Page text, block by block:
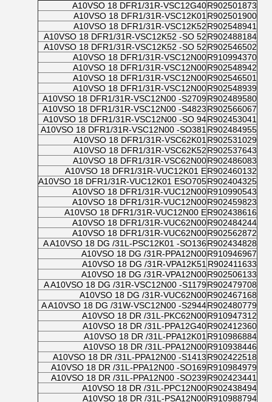
R902501873
A10VSO 18 DFR1/31R-VSC12G40
R902501900
A10VSO 18 DFR1/31R-VSC12K01
R902548941
A10VSO 18 DFR1/31R-VSC12K52
R902488184
A10VSO 18 DFR1/31R-VSC12K52 -SO 52
R902546502
A10VSO 18 DFR1/31R-VSC12K52 -SO 52
R910994370
A10VSO 18 DFR1/31R-VSC12N00
R902548942
A10VSO 18 DFR1/31R-VSC12N00
R902546501
A10VSO 18 DFR1/31R-VSC12N00
R902548939
A10VSO 18 DFR1/31R-VSC12N00
R902489580
A10VSO 18 DFR1/31R-VSC12N00 -S2709
R902566067
A10VSO 18 DFR1/31R-VSC12N00 -S4823
R902453041
A10VSO 18 DFR1/31R-VSC12N00 -SO 94
R902484955
A10VSO 18 DFR1/31R-VSC12N00 -SO381
R902531029
A10VSO 18 DFR1/31R-VSC62K01
R902537643
A10VSO 18 DFR1/31R-VSC62K52
R902486083
A10VSO 18 DFR1/31R-VSC62N00
R902460132
A10VSO 18 DFR1/31R-VUC12K01 E
R902404325
A10VSO 18 DFR1/31R-VUC12K01 ESO705
R910990543
A10VSO 18 DFR1/31R-VUC12N00
R902459823
A10VSO 18 DFR1/31R-VUC12N00
R902438616
A10VSO 18 DFR1/31R-VUC12N00 E
R902484244
A10VSO 18 DFR1/31R-VUC62N00
R902562872
A10VSO 18 DFR1/31R-VUC62N00
R902434828
A A10VSO 18 DG /31L-PSC12K01 -SO136
R910946967
A10VSO 18 DG /31R-PPA12N00
R902411633
A10VSO 18 DG /31R-VPA12K51
R902506133
A10VSO 18 DG /31R-VPA12N00
R902479708
A A10VSO 18 DG /31R-VSC12N00 -S1179
R902467168
A10VSO 18 DG /31R-VUC62N00
R902480779
A A10VSO 18 DG /31W-VSC12N00 -S2944
R910947312
A10VSO 18 DR /31L-PKC62N00
R902412360
A10VSO 18 DR /31L-PPA12G40
R910986884
A10VSO 18 DR /31L-PPA12K01
R910938446
A10VSO 18 DR /31L-PPA12N00
R902422518
A10VSO 18 DR /31L-PPA12N00 -S1413
R910984979
A10VSO 18 DR /31L-PPA12N00 -SO169
R902423441
A10VSO 18 DR /31L-PPA12N00 -SO239
R902438494
A10VSO 18 DR /31L-PPC12N00
R910988794
A10VSO 18 DR /31L-PSA12N00